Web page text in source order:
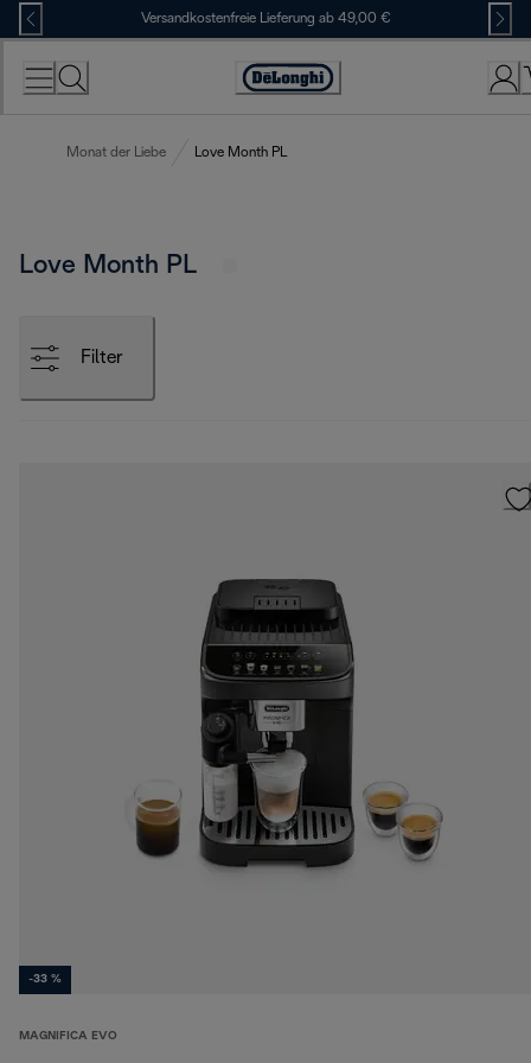
Skip
to
Content
Versandkostenfreie Lieferung ab 49,00 €
Erklärung
Zugänglichkeit
Monat der Liebe Love Month PL
Love Month PL
Filter
-33 %
MAGNIFICA EVO